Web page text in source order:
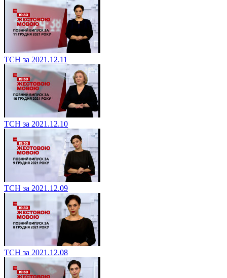
ТСН за 2021.12.11
ТСН за 2021.12.10
ТСН за 2021.12.09
ТСН за 2021.12.08